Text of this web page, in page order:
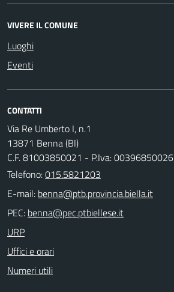
VIVERE IL COMUNE
Luoghi
Eventi
CONTATTI
Via Re Umberto I, n.1
13871 Benna (BI)
C.F. 81003850021 - P.Iva: 00396850026
Telefono:015.5821203
E-mail:
PEC:
URP
Uffici e orari
Numeri utili